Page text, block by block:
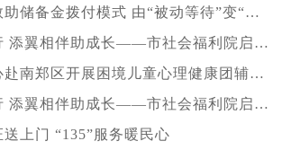
备金拨付模式 由“被动等待”变“主动供给
助成长——市社会福利院启动2026年暑期系列主题活动
南郑区开展困境儿童心理健康团辅活动
助成长——市社会福利院启动2026年暑期系列主题活动
上门 “135”服务暖民心